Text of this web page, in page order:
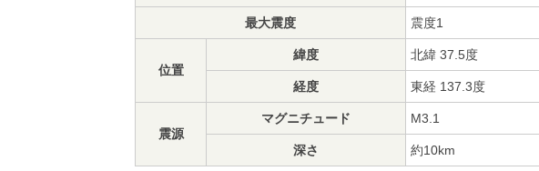
最大震度 震度1
位置
緯度 北緯 37.5度
経度 東経 137.3度
震源
マグニチュード M3.1
深さ 約10km